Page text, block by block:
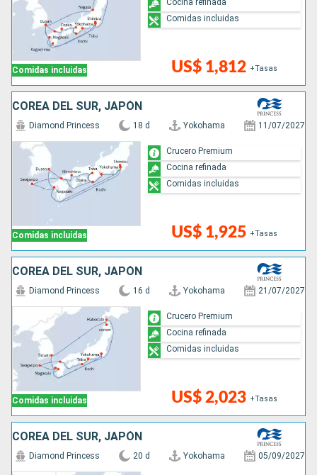
Comidas incluidas US$ 1,812 +Tasas
Comidas incluidas
COREA DEL SUR, JAPÓN
Comidas incluidas
Diamond Princess 18 d Yokohama 11/07/2027
US$ 1,925 +Tasas
Crucero Premium
Cocina refinada
Comidas incluidas
COREA DEL SUR, JAPÓN
Comidas incluidas
Diamond Princess 16 d Yokohama 21/07/2027
US$ 2,023 +Tasas
Crucero Premium
Cocina refinada
Comidas incluidas
COREA DEL SUR, JAPÓN
Diamond Princess 20 d Yokohama 05/09/2027